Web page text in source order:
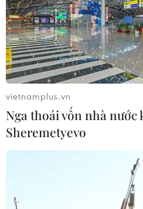
TIN CÙNG CHUYÊN MỤC
Giá vàng thế giới quay đầu
07/08/2026 00:31
vietnamplus.vn
Nga thoái vốn nhà nước
Sheremetyevo